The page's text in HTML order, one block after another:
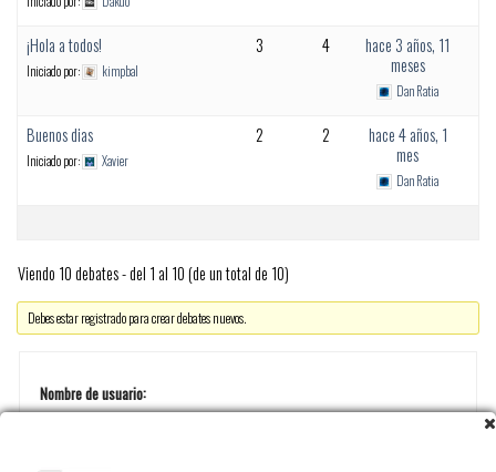
¡Hola a todos!
Iniciado por: kimpbal
3 4
hace 3 años, 11
meses
Dan Ratia
Buenos dias
Iniciado por: Xavier
2 2
hace 4 años, 1
mes
Dan Ratia
Viendo 10 debates - del 1 al 10 (de un total de 10)
Debes estar registrado para crear debates nuevos.
Nombre de usuario: